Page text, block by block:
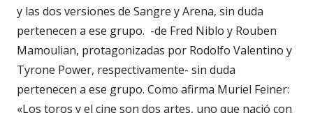
y las dos versiones de Sangre y Arena, sin duda
pertenecen a ese grupo. -de Fred Niblo y Rouben
Mamoulian, protagonizadas por Rodolfo Valentino y
Tyrone Power, respectivamente- sin duda
pertenecen a ese grupo. Como afirma Muriel Feiner:
«Los toros y el cine son dos artes, uno que nació con